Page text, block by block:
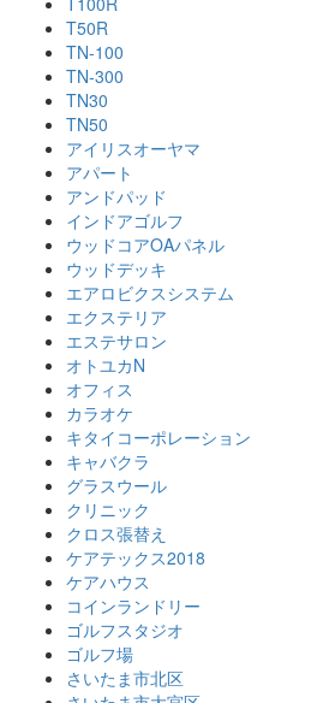
T50R
TN-100
TN-300
TN30
TN50
アイリスオーヤマ
アパート
アンドパッド
インドアゴルフ
ウッドコアOAパネル
ウッドデッキ
エアロビクスシステム
エクステリア
エステサロン
オトユカN
オフィス
カラオケ
キタイコーポレーション
キャバクラ
グラスウール
クリニック
クロス張替え
ケアテックス2018
ケアハウス
コインランドリー
ゴルフスタジオ
ゴルフ場
さいたま市北区